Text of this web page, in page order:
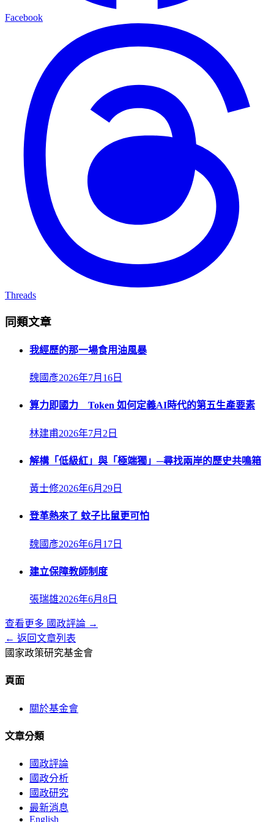
Facebook
Threads
同類文章
我經歷的那一場食用油風暴
魏國彥2026年7月16日
算力即國力 Token 如何定義AI時代的第五生產要素
林建甫2026年7月2日
解構「低級紅」與「極端獨」─尋找兩岸的歷史共鳴箱
黃士修2026年6月29日
登革熱來了 蚊子比鼠更可怕
魏國彥2026年6月17日
建立保障教師制度
張瑞雄2026年6月8日
查看更多 國政評論 →
← 返回文章列表
國家政策研究基金會
頁面
關於基金會
文章分類
國政評論
國政分析
國政研究
最新消息
English